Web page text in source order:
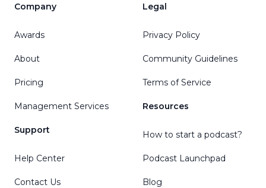
Company
Awards
About
Pricing
Management Services
Support
Help Center
Contact Us
Legal
Privacy Policy
Community Guidelines
Terms of Service
Resources
How to start a podcast?
Podcast Launchpad
Blog